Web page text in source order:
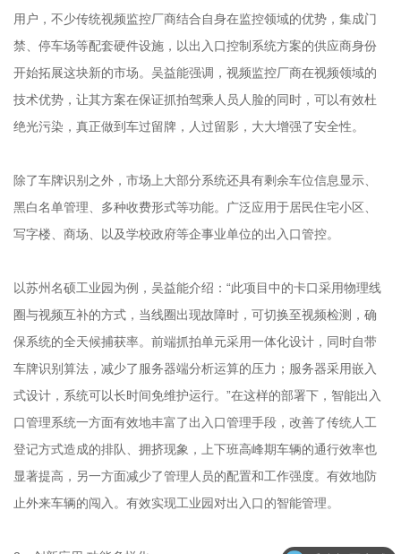
用户，不少传统视频监控厂商结合自身在监控领域的优势，集成门
禁、停车场等配套硬件设施，以出入口控制系统方案的供应商身份
开始拓展这块新的市场。吴益能强调，视频监控厂商在视频领域的
技术优势，让其方案在保证抓拍驾乘人员人脸的同时，可以有效杜
绝光污染，真正做到车过留牌，人过留影，大大增强了安全性。
除了车牌识别之外，市场上大部分系统还具有剩余车位信息显示、
黑白名单管理、多种收费形式等功能。广泛应用于居民住宅小区、
写字楼、商场、以及学校政府等企事业单位的出入口管控。
以苏州名硕工业园为例，吴益能介绍：“此项目中的卡口采用物理线
圈与视频互补的方式，当线圈出现故障时，可切换至视频检测，确
保系统的全天候捕获率。前端抓拍单元采用一体化设计，同时自带
车牌识别算法，减少了服务器端分析运算的压力；服务器采用嵌入
式设计，系统可以长时间免维护运行。”在这样的部署下，智能出入
口管理系统一方面有效地丰富了出入口管理手段，改善了传统人工
登记方式造成的排队、拥挤现象，上下班高峰期车辆的通行效率也
显著提高，另一方面减少了管理人员的配置和工作强度。有效地防
止外来车辆的闯入。有效实现工业园对出入口的智能管理。